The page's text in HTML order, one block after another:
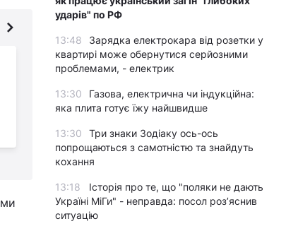
Україна обмежує
авто з ЄС для власних
потреб
ударів" по РФ
13:48
Зарядка електрокара від розетки у
квартирі може обернутися серйозними
проблемами, - електрик
13:30
Газова, електрична чи індукційна:
яка плита готує їжу найшвидше
13:30
Три знаки Зодіаку ось-ось
попрощаються з самотністю та знайдуть
кохання
13:18
Історія про те, що "поляки не дають
Україні МіГи" - неправда: посол роз’яснив
ситуацію